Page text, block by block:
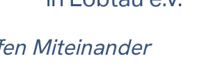
Miteinander